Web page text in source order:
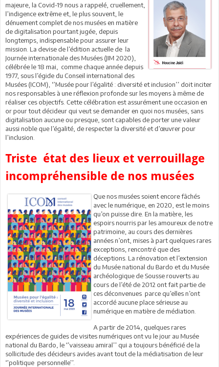
majeure, la Covid-19 nous a rappelé, cruellement,
l’indigence extrême et, le plus souvent, le
dénuement complet de nos musées en matière
de digitalisation pourtant jugée, depuis
longtemps, indispensable pour assurer leur
mission. La devise de l’édition actuelle de la
Journée internationale des Musées (JIM 2020),
célébrée le 18 mai, comme chaque année depuis
1977, sous l’égide du Conseil international des
Musées (ICOM), ‘’Musée pour l’égalité : diversité et inclusion’’ doit inciter
nos responsables à une réflexion profonde sur les moyens à même de
réaliser ces objectifs. Cette célébration est assurément une occasion en
or pour tout décideur qui veut se demander en quoi nos musées, sans
digitalisation aucune ou presque, sont capables de porter une valeur
aussi noble que l’égalité, de respecter la diversité et d’œuvrer pour
l’inclusion.
Triste état des lieux et verrouillage
incompréhensible de nos musées
Que nos musées soient encore fâchés
avec le numérique, en 2020, est le moins
qu’on puisse dire. En la matière, les
espoirs nourris par les amoureux de notre
patrimoine, au cours des dernières
années n’ont, mises à part quelques rares
exceptions, rencontré que des
déceptions. La rénovation et l’extension
du Musée national du Bardo et du Musée
archéologique de Sousse rouverts au
cours de l’été de 2012 ont fait partie de
ces déconvenues parce qu’elles n’ont
accordé aucune place sérieuse au
numérique en matière de médiation.
A partir de 2014, quelques rares
expériences de guides de visites numériques ont vu le jour au Musée
national du Bardo, le ‘’vaisseau amiral’’ qui a toujours bénéficié de la
sollicitude des décideurs avides avant tout de la médiatisation de leur
‘’politique personnelle’’.